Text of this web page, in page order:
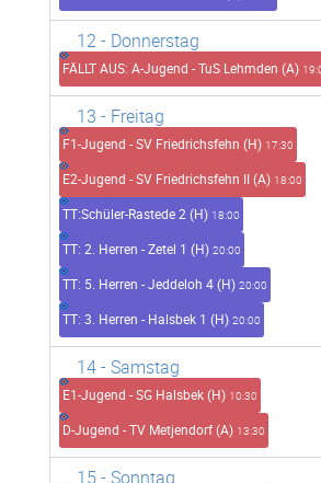
12- Donnerstag
FÄLLT AUS: A-Jugend - TuS Lehmden (A)
13 - Freitag
F1-Jugend - SV Friedrichsfehn (H) 17:30
E2-Jugend - SV Friedrichsfehn II (A) 18:00
TT:Schüler-Rastede 2 (H) 18:00
TT: 2. Herren - Zetel 1 (H) 20:00
TT: 5. Herren - Jeddeloh 4 (H) 20:00
TT: 3. Herren - Halsbek 1 (H) 20:00
14- Samstag
E1-Jugend - SG Halsbek (H) 10:30
D-Jugend - TV Metjendorf (A) 13:30
15 - Sonntag